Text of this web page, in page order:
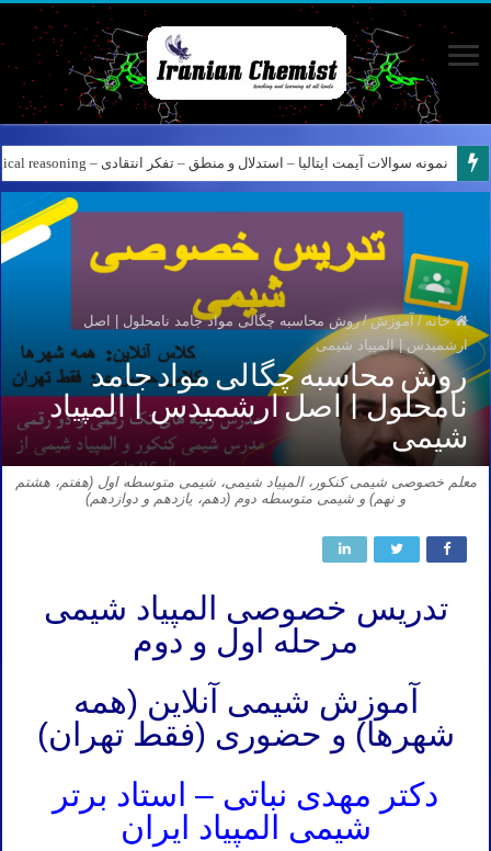
کانال آیمت ایتالیا در نرم افزار بله – کانال شیمی آیمت استاد نباتی
خانه / آموزش / روش محاسبه چگالی مواد جامد نامحلول | اصل
ارشمیدس | المپیاد شیمی
روش محاسبه چگالی مواد جامد
نامحلول | اصل ارشمیدس | المپیاد
شیمی
معلم خصوصی شیمی کنکور، المپیاد شیمی، شیمی متوسطه اول (هفتم، هشتم
و نهم) و شیمی متوسطه دوم (دهم، یازدهم و دوازدهم)
تدریس خصوصی المپیاد شیمی
مرحله اول و دوم
آموزش شیمی آنلاین (همه
شهرها) و حضوری (فقط تهران)
دکتر مهدی نباتی – استاد برتر
شیمی المپیاد ایران